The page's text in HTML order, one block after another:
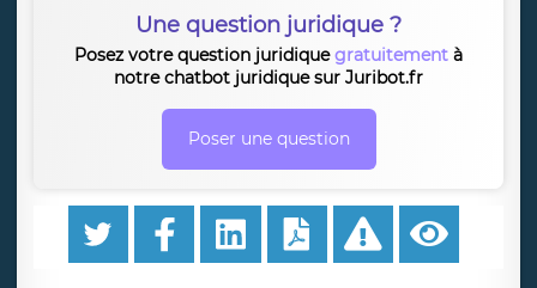
Une question juridique ?
Posez votre question juridiquegratuitement à
notre chatbot juridique sur Juribot.fr
Poser une question